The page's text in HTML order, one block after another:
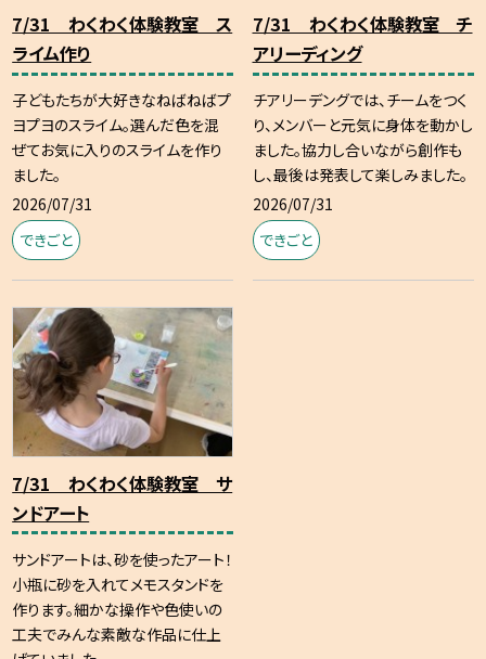
7/31 わくわく体験教室 ス
ライム作り
子どもたちが大好きなねばねばプ
ヨプヨのスライム。選んだ色を混
ぜてお気に入りのスライムを作り
ました。
2026/07/31
できごと
7/31 わくわく体験教室 チ
アリーディング
チアリーデングでは、チームをつく
り、メンバーと元気に身体を動かし
ました。協力し合いながら創作も
し、最後は発表して楽しみました。
2026/07/31
できごと
7/31 わくわく体験教室 サ
ンドアート
サンドアートは、砂を使ったアート！
小瓶に砂を入れてメモスタンドを
作ります。細かな操作や色使いの
工夫でみんな素敵な作品に仕上